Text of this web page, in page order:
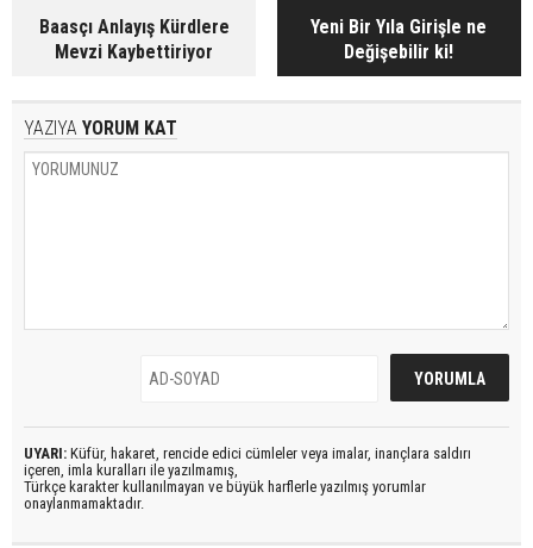
Baasçı Anlayış Kürdlere
Mevzi Kaybettiriyor
Yeni Bir Yıla Girişle ne
Değişebilir ki!
YAZIYA YORUM KAT
UYARI: Küfür, hakaret, rencide edici cümleler veya imalar, inançlara saldırı
içeren, imla kuralları ile yazılmamış,
Türkçe karakter kullanılmayan ve büyük harflerle yazılmış yorumlar
onaylanmamaktadır.